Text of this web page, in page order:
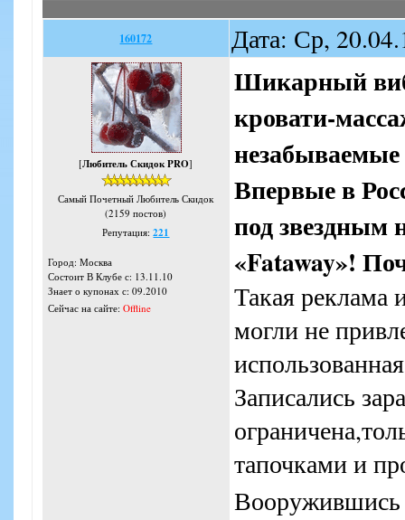
160172 Дата: Ср,
[Любитель Скидок PRO]
Самый Почетный Любитель Скидок
(2159 постов)
Репутация:221
Город: Москва
Состоит В Клубе с: 13.11.10
Знает о купонах с: 09.2010
Сейчас на сайте: Offline
Шикарный
кровати-
Впервые в
под звездным
«Fataway»!
Такая реклама
могли не
Записались
тапочками и